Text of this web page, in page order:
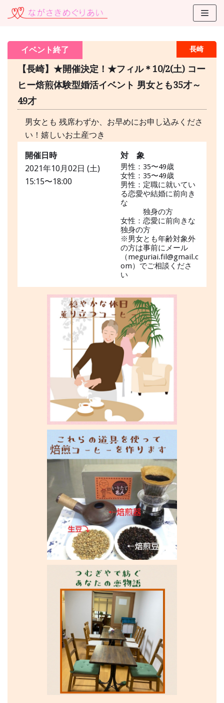
コ
長崎
イベント終了
【長崎】★開催決定！★フィル＊10/2(土) コー
ヒー焙煎体験型婚活イベント 男女とも35才～
49才
男女とも 残席わずか、お早めにお申し込みくださ
い！嬉しいお土産つき
開催日時
2021年10月02日 (土)
15:15〜18:00
対 象
男性：35〜49歳
女性：35〜49歳
男性：定職に就いてい
る恋愛や結婚に前向き
な
独身の方
女性：恋愛に前向きな
独身の方
※男女とも年齢対象外
の方は事前にメール
（meguriai.fil@gmail.c
om）でご相談くださ
い